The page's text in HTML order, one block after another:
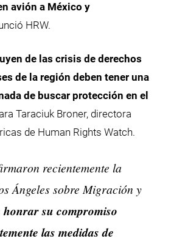
avión a México y
HRW.
de las crisis de derechos
de la región deben tener una
de buscar protección en el
Taraciuk Broner, directora
de Human Rights Watch.
recientemente la
Ángeles sobre Migración y
honrar su compromiso
las medidas de